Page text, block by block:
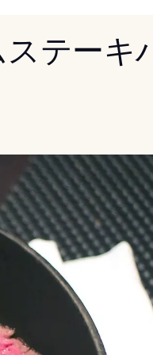
ステーキ